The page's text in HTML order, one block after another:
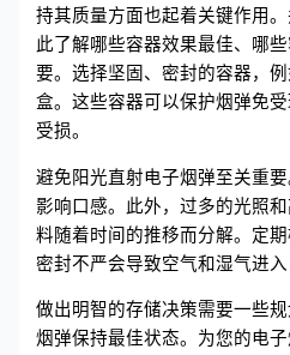
持其质量方面也起着关键作用
此了解哪些容器效果最佳、哪
要。选择坚固、密封的容器，
盒。这些容器可以保护烟弹免
受损。
避免阳光直射电子烟弹至关重
影响口感。此外，过多的光照
料随着时间的推移而分解。定
密封不严会导致空气和湿气进
做出明智的存储决策需要一些
烟弹保持最佳状态。为您的电